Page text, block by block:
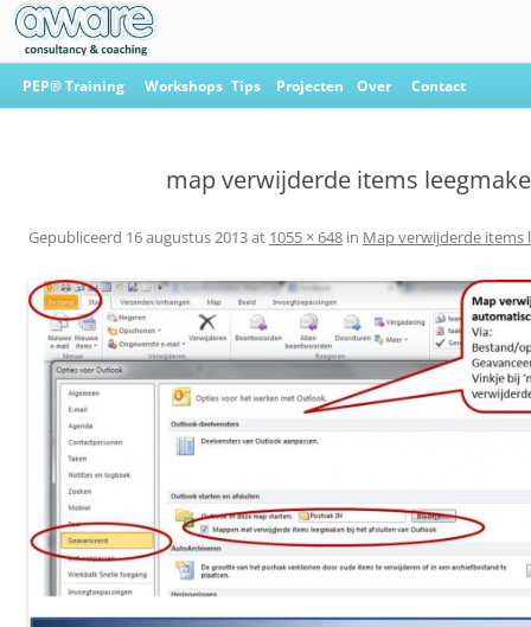
Ga
naar
PEP® Training Workshops Tips Projecten Over Contact
map verwijderde items
Gepubliceerd 16 augustus 2013at 1055 × 648 in Map verwijderde items